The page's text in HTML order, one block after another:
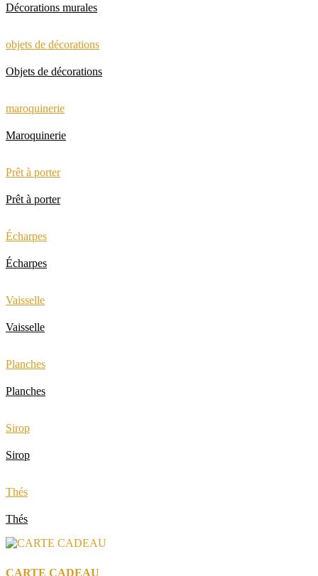
Décorations murales
objets de décorations
Objets de décorations
maroquinerie
Maroquinerie
Prêt à porter
Prêt à porter
Écharpes
Écharpes
Vaisselle
Vaisselle
Planches
Planches
Sirop
Sirop
Thés
Thés
CARTE CADEAU